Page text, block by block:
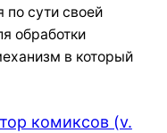
по сути своей
обработки
в который
комиксов (v.